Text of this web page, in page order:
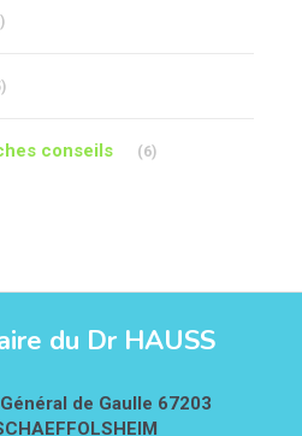
conseils (6)
du Dr HAUSS
de Gaulle 67203